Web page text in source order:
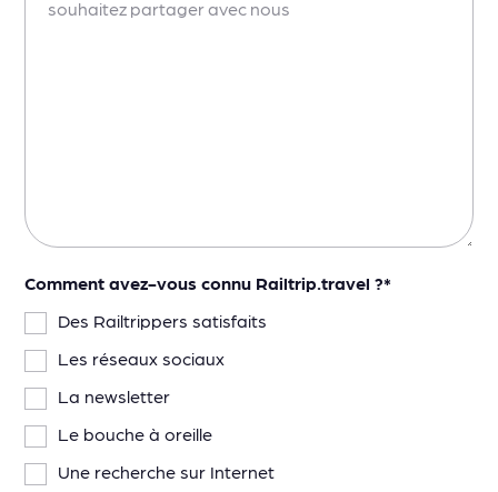
Comment avez-vous connu Railtrip.travel ?*
Des Railtrippers satisfaits
Les réseaux sociaux
La newsletter
Le bouche à oreille
Une recherche sur Internet